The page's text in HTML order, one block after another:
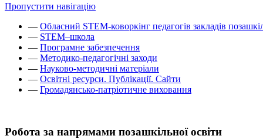
Пропустити навігацію
— Обласний STEM-коворкінг педагогів закладів
— STEM–школа
— Програмне забезпечення
— Методико-педагогічні заходи
— Науково-методичні матеріали
— Освітні ресурси. Публікації. Сайти
— Громадянсько-патріотичне виховання
Робота за напрямами позашкільної освіти